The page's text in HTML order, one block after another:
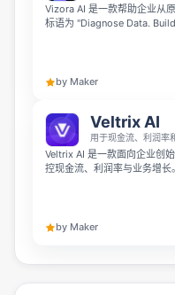
Vizora AI 是一款帮助企业从
标语为 "Diagnose Data.
by Maker
Veltrix AI
用于现金流、利润率
Veltrix AI 是一款面向企业创
控现金流、利润率与业务增长
by Maker